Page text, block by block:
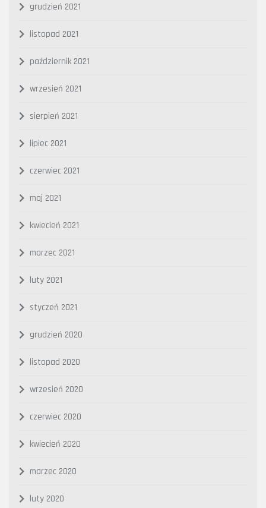
grudzień 2021
listopad 2021
październik 2021
wrzesień 2021
sierpień 2021
lipiec 2021
czerwiec 2021
maj 2021
kwiecień 2021
marzec 2021
luty 2021
styczeń 2021
grudzień 2020
listopad 2020
wrzesień 2020
czerwiec 2020
kwiecień 2020
marzec 2020
luty 2020